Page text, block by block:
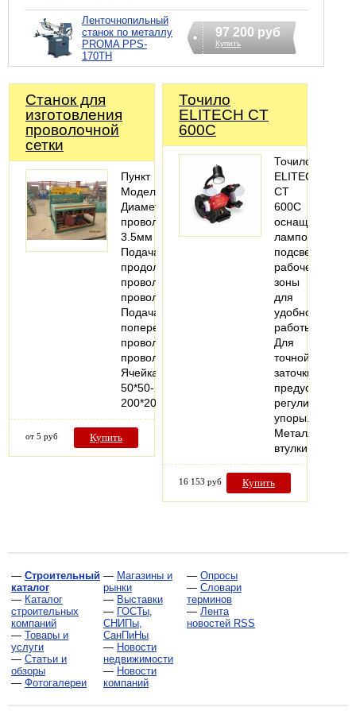
Ленточнопильный
станок по металлу
PROMA PPS-
170TH
97 200 руб
Купить
Станок для
изготовления
проволочной
сетки
Пункт
МодельЛМ-189
Диаметр
проволоки1.8-
3.5мм
Подача
продольной
проволокиНепрерывные
проволоки
Подача
поперечной
проволокиПрерывные
проволоки
Ячейка
50*50-
200*200мм…
от 5 руб Купить
Точило
ELITECH CT
600C
Точило
ELITECH
CT
600C
оснащен
лампой
подсветки
рабочей
зоны
для
удобной
работы.
Для
точной
заточки
предусмотрены
регулируемые
упоры.
Металлические
втулки…
16 153 руб Купить
— Строительный
каталог
— Каталог
строительных
компаний
— Товары и
услуги
— Статьи и
обзоры
— Фотогалереи
— Магазины и
рынки
— Выставки
— ГОСТы,
СНИПы,
СанПиНы
— Новости
недвижимости
— Новости
компаний
— Опросы
— Словари
терминов
— Лента
новостей RSS